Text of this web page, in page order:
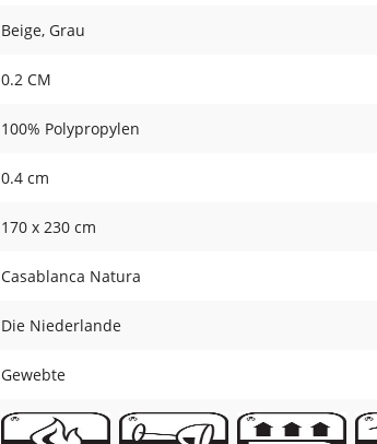
Beige, Grau
0.2 CM
100% Polypropylen
0.4 cm
170 x 230 cm
Casablanca Natura
Die Niederlande
Gewebte